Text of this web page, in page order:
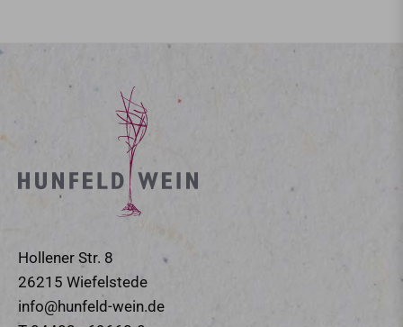
Hollener Str. 8
26215 Wiefelstede
info@hunfeld-wein.de